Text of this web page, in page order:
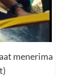
menerima